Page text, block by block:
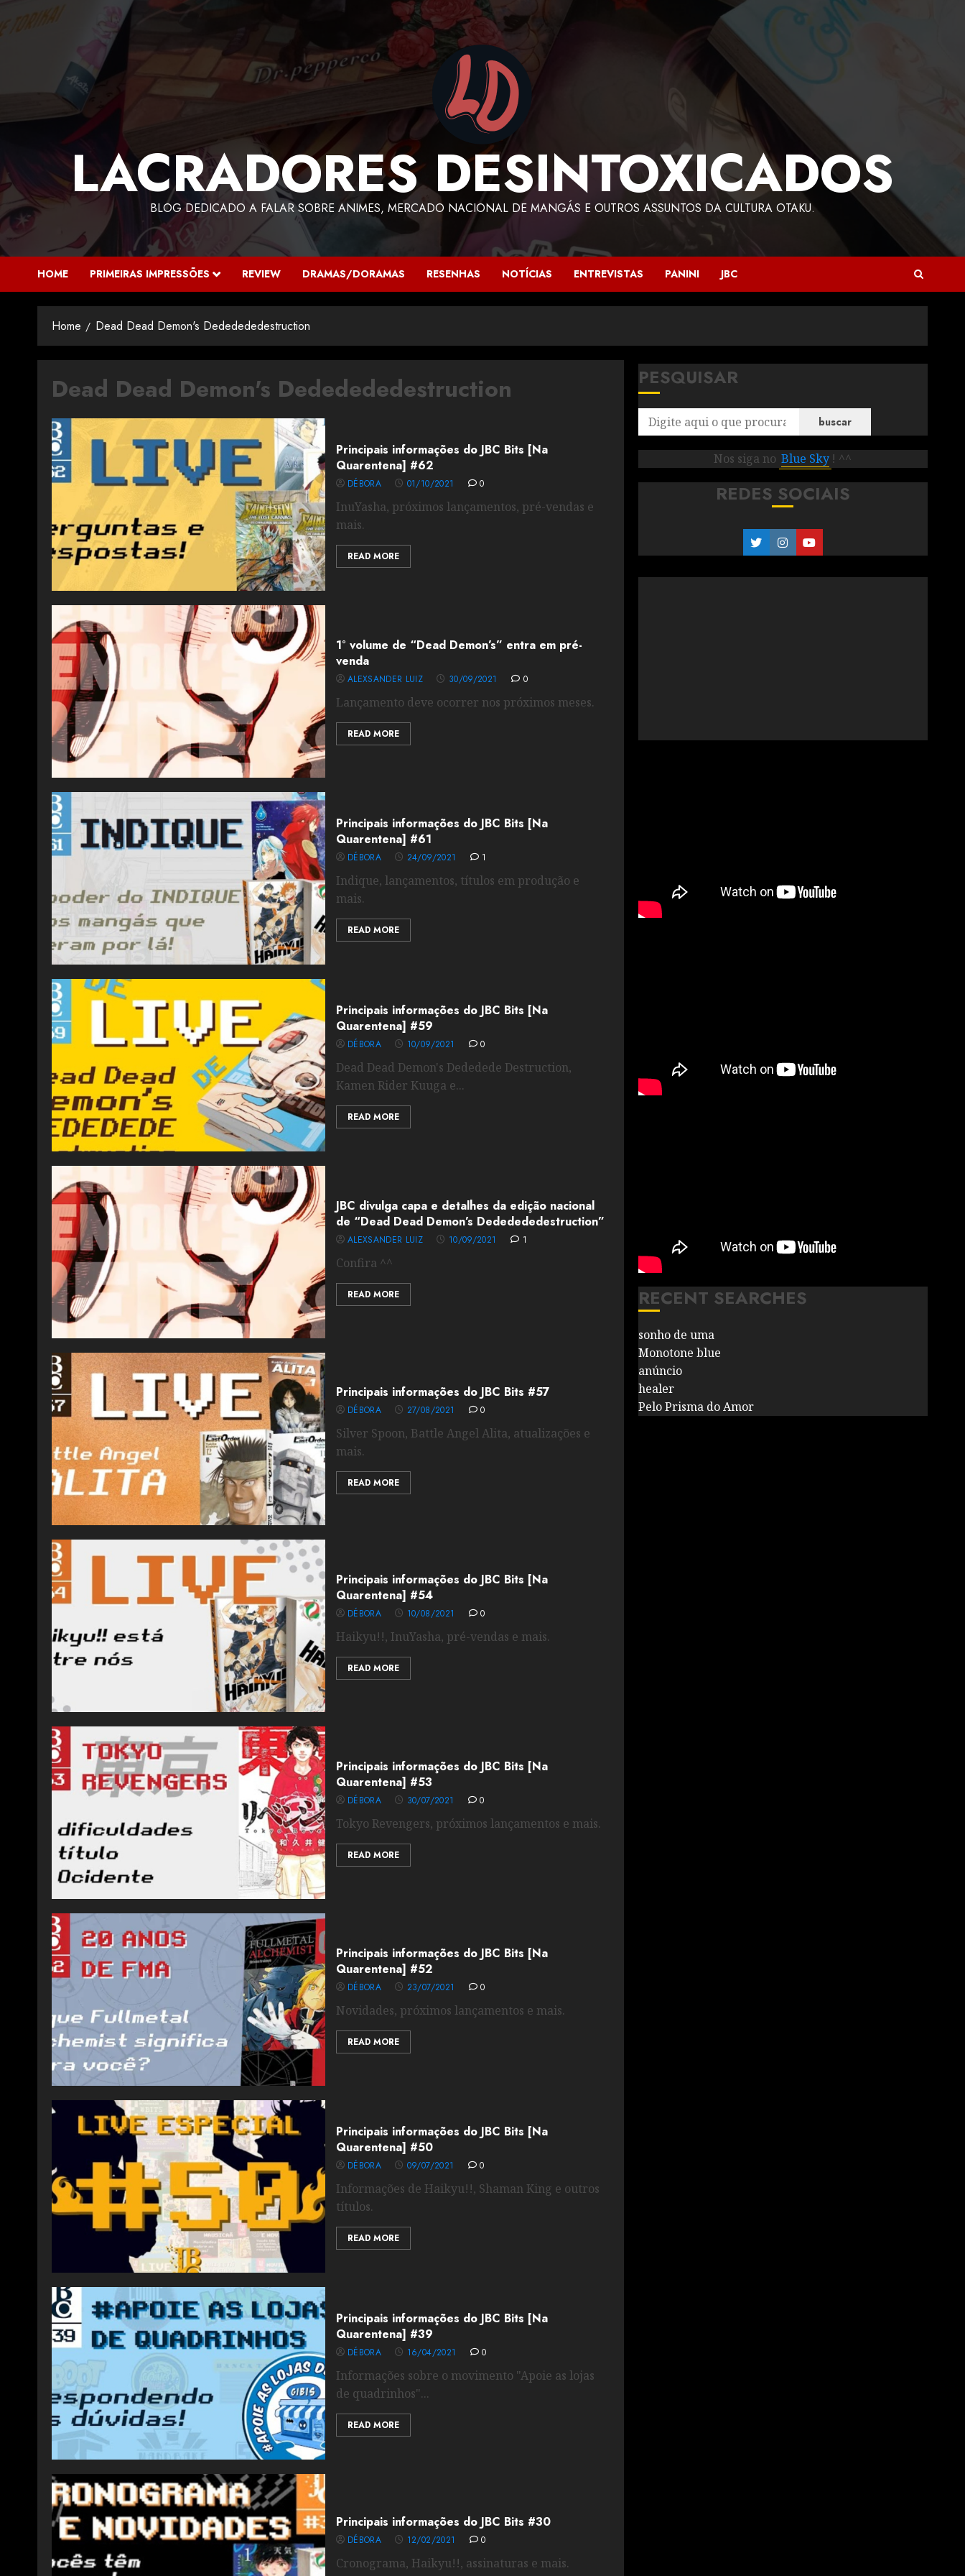
LACRADORES DESINTOXICADOS
BLOG DEDICADO A FALAR SOBRE ANIMES, MERCADO NACIONAL DE MANGÁS E OUTROS ASSUNTOS DA CULTURA OTAKU.
HOME PRIMEIRAS IMPRESSÕES REVIEW DRAMAS/DORAMAS RESENHAS NOTÍCIAS ENTREVISTAS PANINI JBC
Home Dead Dead Demon's Dededededestruction
Dead Dead Demon's Dededededestruction
Principais informações do JBC Bits [Na
Quarentena] #62
DÉBORA 01/10/2021 0
InuYasha, próximos lançamentos, pré-vendas e
mais.
READ MORE
1° volume de “Dead Demon’s” entra em pré-
venda
ALEXSANDER LUIZ 30/09/2021 0
Lançamento deve ocorrer nos próximos meses.
READ MORE
Principais informações do JBC Bits [Na
Quarentena] #61
DÉBORA 24/09/2021 1
Indique, lançamentos, títulos em produção e
mais.
READ MORE
Principais informações do JBC Bits [Na
Quarentena] #59
DÉBORA 10/09/2021 0
Dead Dead Demon's Dededede Destruction,
Kamen Rider Kuuga e...
READ MORE
JBC divulga capa e detalhes da edição nacional
de “Dead Dead Demon’s Dededededestruction”
ALEXSANDER LUIZ 10/09/2021 1
Confira ^^
READ MORE
Principais informações do JBC Bits #57
DÉBORA 27/08/2021 0
Silver Spoon, Battle Angel Alita, atualizações e
mais.
READ MORE
Principais informações do JBC Bits [Na
Quarentena] #54
DÉBORA 10/08/2021 0
Haikyu!!, InuYasha, pré-vendas e mais.
READ MORE
Principais informações do JBC Bits [Na
Quarentena] #53
DÉBORA 30/07/2021 0
Tokyo Revengers, próximos lançamentos e mais.
READ MORE
Principais informações do JBC Bits [Na
Quarentena] #52
DÉBORA 23/07/2021 0
Novidades, próximos lançamentos e mais.
READ MORE
Principais informações do JBC Bits [Na
Quarentena] #50
DÉBORA 09/07/2021 0
Informações de Haikyu!!, Shaman King e outros
títulos.
READ MORE
Principais informações do JBC Bits [Na
Quarentena] #39
DÉBORA 16/04/2021 0
Informações sobre o movimento "Apoie as lojas
de quadrinhos"...
READ MORE
Principais informações do JBC Bits #30
DÉBORA 12/02/2021 0
Cronograma, Haikyu!!, assinaturas e mais.
PESQUISAR
buscar
Nos siga no Blue Sky ! ^^
REDES SOCIAIS
RECENT SEARCHES
sonho de uma
Monotone blue
anúncio
healer
Pelo Prisma do Amor